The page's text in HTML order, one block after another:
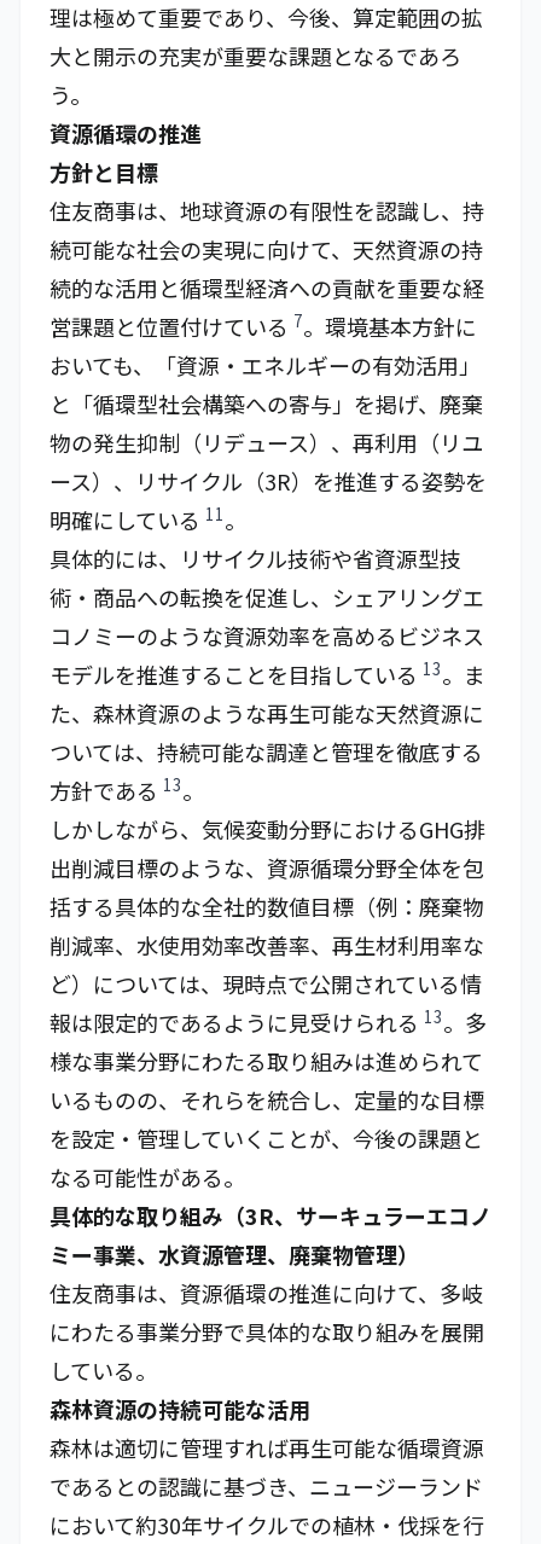
理は極めて重要であり、今後、算定範囲の拡
大と開示の充実が重要な課題となるであろ
う。
資源循環の推進
方針と目標
住友商事は、地球資源の有限性を認識し、持
続可能な社会の実現に向けて、天然資源の持
続的な活用と循環型経済への貢献を重要な経
営課題と位置付けている 7。環境基本方針に
おいても、「資源・エネルギーの有効活用」
と「循環型社会構築への寄与」を掲げ、廃棄
物の発生抑制（リデュース）、再利用（リユ
ース）、リサイクル（3R）を推進する姿勢を
明確にしている 11。
具体的には、リサイクル技術や省資源型技
術・商品への転換を促進し、シェアリングエ
コノミーのような資源効率を高めるビジネス
モデルを推進することを目指している 13。ま
た、森林資源のような再生可能な天然資源に
ついては、持続可能な調達と管理を徹底する
方針である 13。
しかしながら、気候変動分野におけるGHG排
出削減目標のような、資源循環分野全体を包
括する具体的な全社的数値目標（例：廃棄物
削減率、水使用効率改善率、再生材利用率な
ど）については、現時点で公開されている情
報は限定的であるように見受けられる 13。多
様な事業分野にわたる取り組みは進められて
いるものの、それらを統合し、定量的な目標
を設定・管理していくことが、今後の課題と
なる可能性がある。
具体的な取り組み（3R、サーキュラーエコノ
ミー事業、水資源管理、廃棄物管理）
住友商事は、資源循環の推進に向けて、多岐
にわたる事業分野で具体的な取り組みを展開
している。
森林資源の持続可能な活用
森林は適切に管理すれば再生可能な循環資源
であるとの認識に基づき、ニュージーランド
において約30年サイクルでの植林・伐採を行